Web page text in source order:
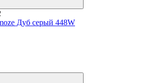
Дуб серый 448W